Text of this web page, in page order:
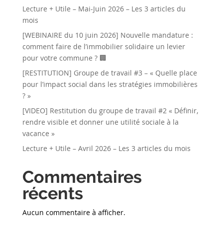
Lecture + Utile – Mai-Juin 2026 – Les 3 articles du
mois
[WEBINAIRE du 10 juin 2026] Nouvelle mandature :
comment faire de l’immobilier solidaire un levier
pour votre commune ? 🏢
[RESTITUTION] Groupe de travail #3 – « Quelle place
pour l’impact social dans les stratégies immobilières
? »
[VIDEO] Restitution du groupe de travail #2 « Définir,
rendre visible et donner une utilité sociale à la
vacance »
Lecture + Utile – Avril 2026 – Les 3 articles du mois
Commentaires
récents
Aucun commentaire à afficher.